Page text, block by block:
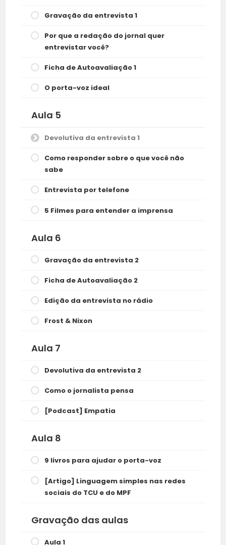
Gravação da entrevista 1
Por que a redação do jornal quer
entrevistar você?
Ficha de Autoavaliação 1
O porta-voz ideal
Aula 5
Devolutiva da entrevista 1
Como responder sobre o que você não
sabe
Entrevista por telefone
5 Filmes para entender a imprensa
Aula 6
Gravação da entrevista 2
Ficha de Autoavaliação 2
Edição da entrevista no rádio
Frost & Nixon
Aula 7
Devolutiva da entrevista 2
Como o jornalista pensa
[Podcast] Empatia
Aula 8
9 livros para ajudar o porta-voz
[Artigo] Linguagem simples nas redes
sociais do TCU e do MPF
Gravação das aulas
Aula 1